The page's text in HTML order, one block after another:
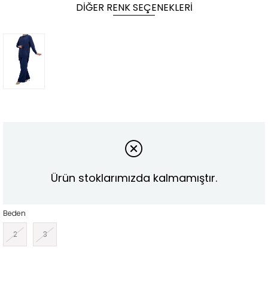
DIĞER RENK SEÇENEKLERI
Ürün stoklarımızda kalmamıştır.
Beden
2 3